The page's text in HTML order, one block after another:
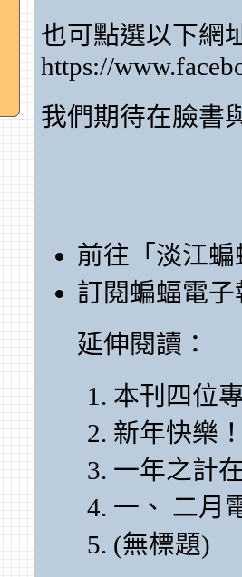
也可點選以下網
https://
我們期待在臉書
前往「淡江
訂閱蝙蝠電子
延伸閱讀：
本刊四位
新年快樂
一年之計
一、 二月
(無標題)